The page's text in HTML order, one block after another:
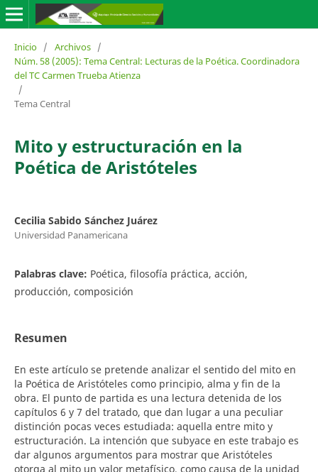
Inicio / Archivos /
Núm. 58 (2005): Tema Central: Lecturas de la Poética. Coordinadora
del TC Carmen Trueba Atienza
/
Tema Central
Mito y estructuración en la
Poética de Aristóteles
Cecilia Sabido Sánchez Juárez
Universidad Panamericana
Palabras clave: Poética, filosofía práctica, acción,
producción, composición
Resumen
En este artículo se pretende analizar el sentido del mito en
la Poética de Aristóteles como principio, alma y fin de la
obra. El punto de partida es una lectura detenida de los
capítulos 6 y 7 del tratado, que dan lugar a una peculiar
distinción pocas veces estudiada: aquella entre mito y
estructuración. La intención que subyace en este trabajo es
dar algunos argumentos para mostrar que Aristóteles
otorga al mito un valor metafísico, como causa de la unidad